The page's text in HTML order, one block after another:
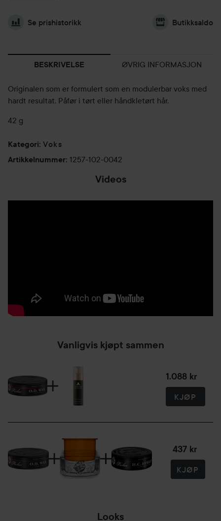
Se prishistorikk Butikksaldo
BESKRIVELSE ØVRIG INFORMASJON
Originalen som er formulert som en modulerbar voks med
hardt resultat. Påfør i tørt eller håndkletørt hår.
42 g
Kategori: Voks
Artikkelnummer: 1257-102-0042
Videos
Vanligvis kjøpt sammen
1.088 kr
KJØP
437 kr
KJØP
Looks